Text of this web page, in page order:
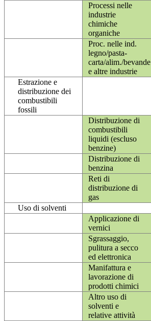
Processi nelle
industrie
chimiche
organiche
Proc. nelle ind.
legno/pasta-
carta/alim./bevande
e altre industrie
Estrazione e
distribuzione dei
combustibili
fossili
Distribuzione di
combustibili
liquidi (escluso
benzine)
Distribuzione di
benzina
Reti di
distribuzione di
gas
Uso di solventi
Applicazione di
vernici
Sgrassaggio,
pulitura a secco
ed elettronica
Manifattura e
lavorazione di
prodotti chimici
Altro uso di
solventi e
relative attività